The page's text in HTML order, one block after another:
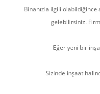
Binanızla ilgili
gelebilirsiniz.
Eğer yeni bir
Sizinde inşaat